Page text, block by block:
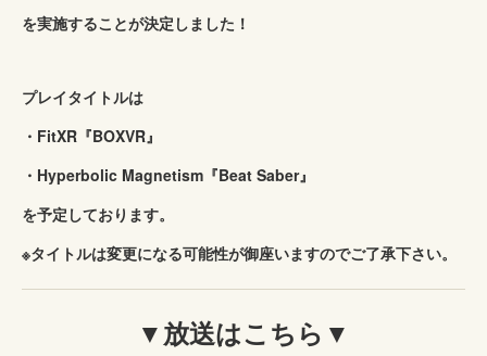
を実施することが決定しました！
プレイタイトルは
・FitXR『BOXVR』
・Hyperbolic Magnetism『Beat Saber』
を予定しております。
※タイトルは変更になる可能性が御座いますのでご了承下さい。
▼放送はこちら▼